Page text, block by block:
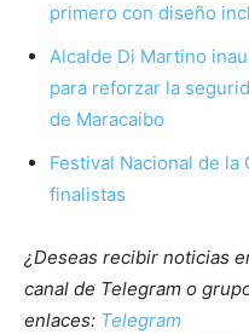
primero con diseño
Alcalde Di Martino
para reforzar la
de Maracaibo
Festival Nacional de la
finalistas
¿Deseas recibir noticias
canal de Telegram o
enlaces: Telegram